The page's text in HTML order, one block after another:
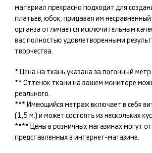
материал прекрасно подходит для
платьев, юбок, придавая им
органза отличается исключительным
вас полностью удовлетворенными
творчества.
* Цена на ткань указана за погонный метр.
** Оттенок ткани на вашем мониторе
реального.
*** Имеющийся метраж включает в себя
(1,5 м.) и может состоять из нескольких
**** Цены в розничных магазинах могут
представленных в интернет-магазине.